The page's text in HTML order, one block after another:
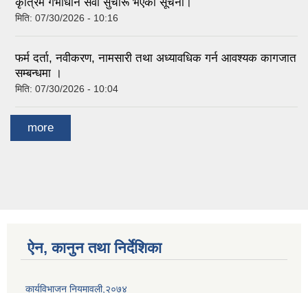
मिति: 07/30/2026 - 10:16
फर्म दर्ता, नवीकरण, नामसारी तथा अध्यावधिक गर्न आवश्यक कागजात
सम्बन्धमा ।
मिति: 07/30/2026 - 10:04
more
ऐन, कानुन तथा निर्देशिका
कार्यविभाजन नियमावली,२०७४